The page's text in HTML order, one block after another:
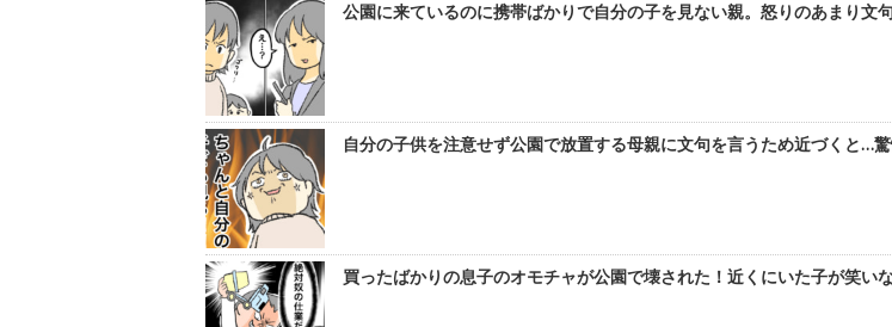
公園に来ているのに携帯ばかりで自分の子を見ない親。怒りのあまり
自分の子供を注意せず公園で放置する母親に文句を言うため近づくと
買ったばかりの息子のオモチャが公園で壊された！近くにいた子が笑